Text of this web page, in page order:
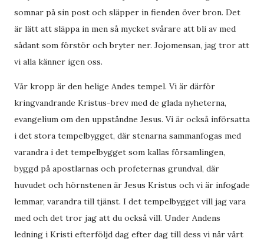
somnar på sin post och släpper in fienden över bron. Det
är lätt att släppa in men så mycket svårare att bli av med
sådant som förstör och bryter ner. Jojomensan, jag tror att
vi alla känner igen oss.
Vår kropp är den helige Andes tempel. Vi är därför
kringvandrande Kristus-brev med de glada nyheterna,
evangelium om den uppståndne Jesus. Vi är också införsatta
i det stora tempelbygget, där stenarna sammanfogas med
varandra i det tempelbygget som kallas församlingen,
byggd på apostlarnas och profeternas grundval, där
huvudet och hörnstenen är Jesus Kristus och vi är infogade
lemmar, varandra till tjänst. I det tempelbygget vill jag vara
med och det tror jag att du också vill. Under Andens
ledning i Kristi efterföljd dag efter dag till dess vi når vårt